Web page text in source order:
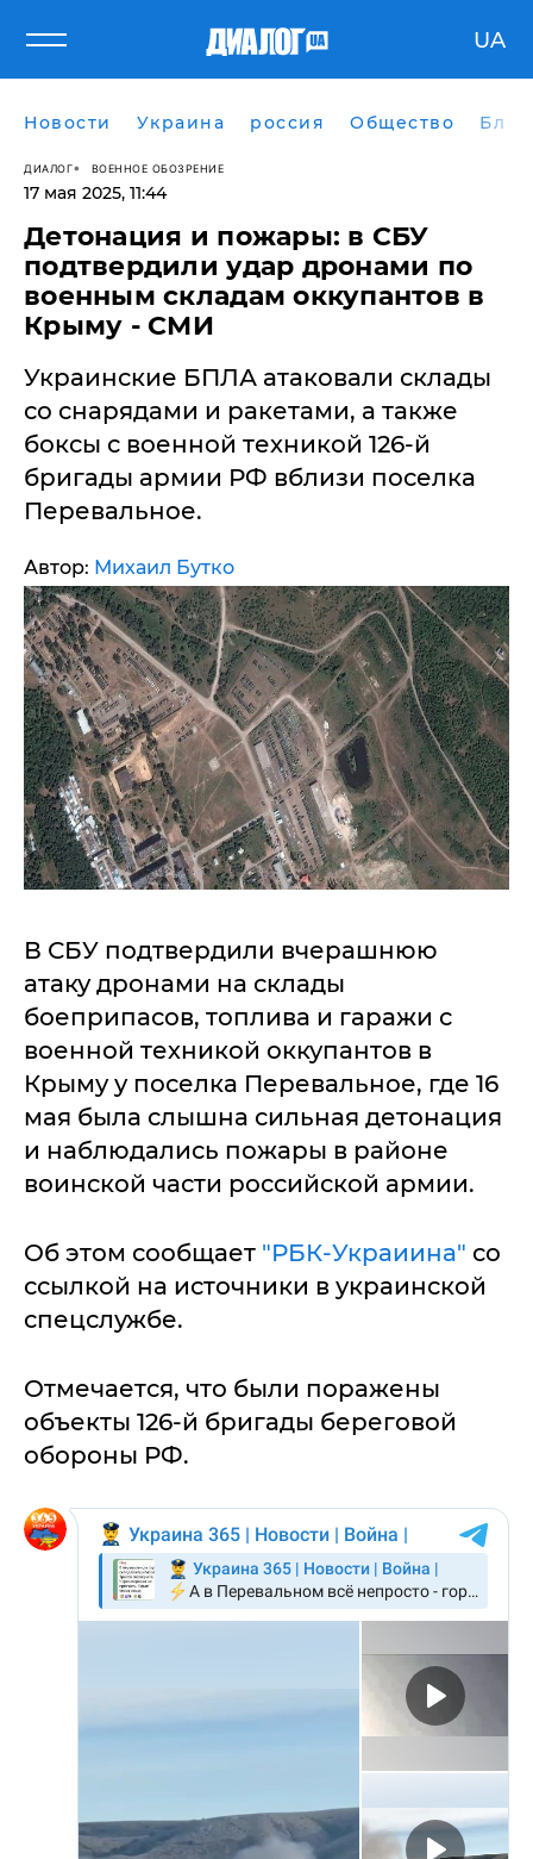
UA
Новости Украина россия Общество
ДИАЛОГ ВОЕННОЕ ОБОЗРЕНИЕ
17 мая 2025, 11:44
Детонация и пожары: в СБУ
подтвердили удар дронами по
военным складам оккупантов в
Крыму - СМИ
Украинские БПЛА атаковали склады
со снарядами и ракетами, а также
боксы с военной техникой 126-й
бригады армии РФ вблизи поселка
Перевальное.
Автор: Михаил Бутко
В СБУ подтвердили вчерашнюю
атаку дронами на склады
боеприпасов, топлива и гаражи с
военной техникой оккупантов в
Крыму у поселка Перевальное, где 16
мая была слышна сильная детонация
и наблюдались пожары в районе
воинской части российской армии.
Об этом сообщает "РБК-Украиина" со
ссылкой на источники в украинской
спецслужбе.
Отмечается, что были поражены
объекты 126-й бригады береговой
обороны РФ.